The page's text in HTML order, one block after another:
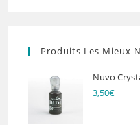
Produits Les Mieux
Nuvo
3,50€